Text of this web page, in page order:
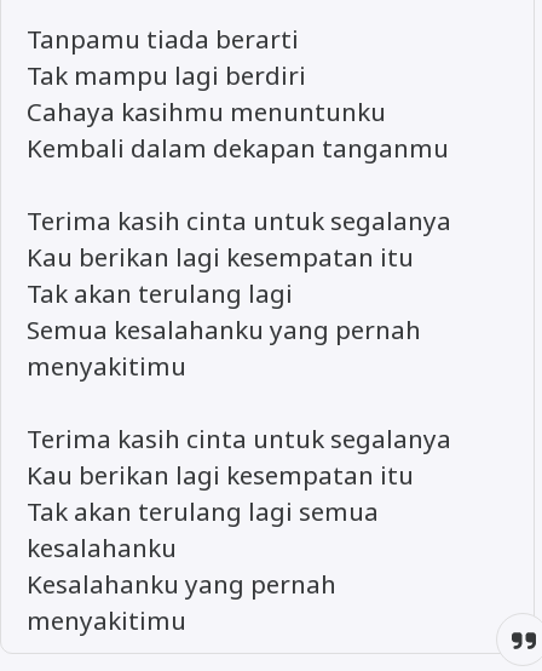
Tanpamu tiada berarti
Tak mampu lagi berdiri
Cahaya kasihmu menuntunku
Kembali dalam dekapan tanganmu
Terima kasih cinta untuk segalanya
Kau berikan lagi kesempatan itu
Tak akan terulang lagi
Semua kesalahanku yang pernah
menyakitimu
Terima kasih cinta untuk segalanya
Kau berikan lagi kesempatan itu
Tak akan terulang lagi semua
kesalahanku
Kesalahanku yang pernah
menyakitimu